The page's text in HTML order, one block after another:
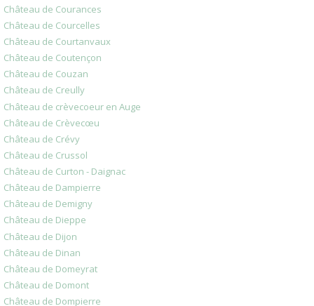
Château de Courances
Château de Courcelles
Château de Courtanvaux
Château de Coutençon
Château de Couzan
Château de Creully
Château de crèvecoeur en Auge
Château de Crèvecœu
Château de Crévy
Château de Crussol
Château de Curton - Daignac
Château de Dampierre
Château de Demigny
Château de Dieppe
Château de Dijon
Château de Dinan
Château de Domeyrat
Château de Domont
Château de Dompierre